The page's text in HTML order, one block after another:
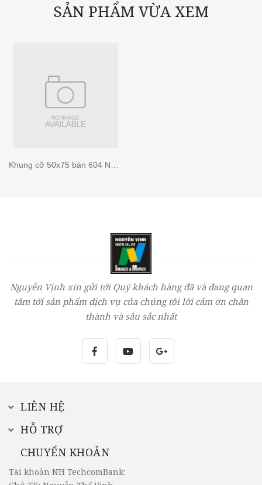
SẢN PHẨM VỪA XEM
Nguyễn Vịnh xin gửi tới Quý khách hàng đã và đang quan
tâm tới sản phẩm dịch vụ của chúng tôi lời cảm ơn chân
thành và sâu sắc nhất
LIÊN HỆ
HỖ TRỢ
CHUYỂN KHOẢN
Tài khoản NH TechcomBank: